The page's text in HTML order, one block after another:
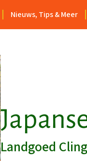
Nieuws, Tips & Meer
Landgoed